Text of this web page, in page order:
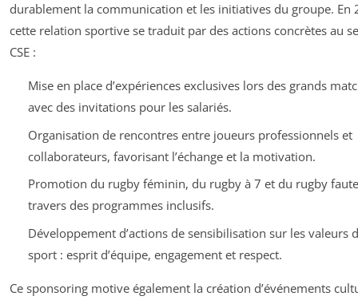
durablement la communication et les initiatives du groupe. En
cette relation sportive se traduit par des actions concrètes au
CSE :
Mise en place d’expériences exclusives lors des grands
avec des invitations pour les salariés.
Organisation de rencontres entre joueurs professionnels et
collaborateurs, favorisant l’échange et la motivation.
Promotion du rugby féminin, du rugby à 7 et du rugby
travers des programmes inclusifs.
Développement d’actions de sensibilisation sur les valeurs
sport : esprit d’équipe, engagement et respect.
Ce sponsoring motive également la création d’événements